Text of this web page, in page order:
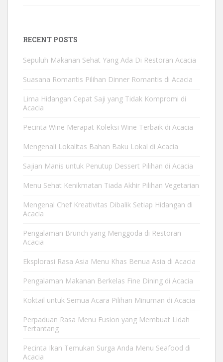
RECENT POSTS
Sepuluh Makanan Sehat Yang Ada Di Restoran Acacia
Suasana Romantis Pilihan Dinner Romantis di Acacia
Lima Hidangan Cepat Saji yang Tidak Kompromi di
Acacia
Pecinta Wine Merapat Koleksi Wine Terbaik di Acacia
Mengenali Lokalitas Bahan Baku Lokal di Acacia
Sajian Manis untuk Penutup Dessert Pilihan di Acacia
Menu Sehat Kenikmatan Tiada Akhir Pilihan Vegetarian
Mengenal Chef Kreativitas Dibalik Setiap Hidangan di
Acacia
Pengalaman Brunch yang Menggoda di Restoran
Acacia
Eksplorasi Rasa Asia Menu Khas Benua Asia di Acacia
Pengalaman Makanan Berkelas Fine Dining di Acacia
Koktail untuk Semua Acara Pilihan Minuman di Acacia
Perpaduan Rasa Menu Fusion yang Membuat Lidah
Tertantang
Pecinta Ikan Temukan Surga Anda Menu Seafood di
Acacia